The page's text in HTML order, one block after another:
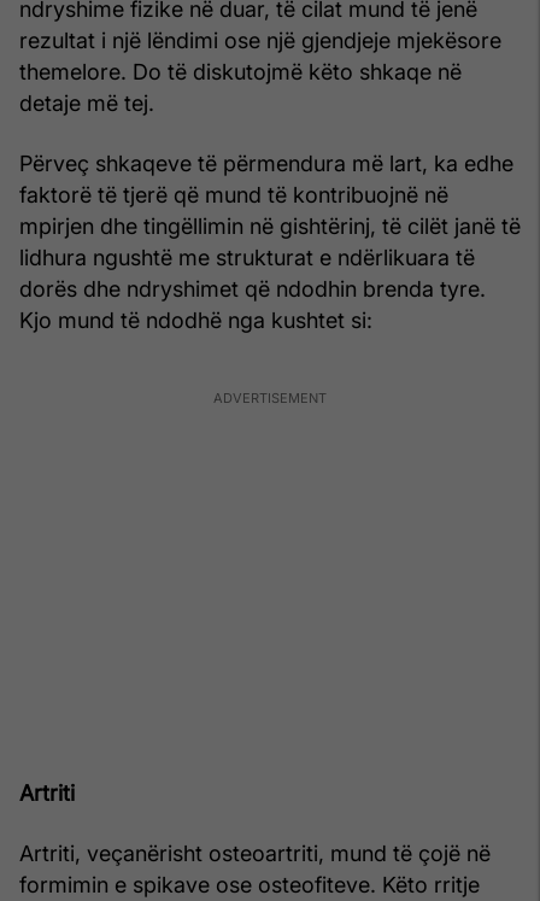
ndryshime fizike në duar, të cilat mund të jenë
rezultat i një lëndimi ose një gjendjeje mjekësore
themelore. Do të diskutojmë këto shkaqe në
detaje më tej.
Përveç shkaqeve të përmendura më lart, ka edhe
faktorë të tjerë që mund të kontribuojnë në
mpirjen dhe tingëllimin në gishtërinj, të cilët janë të
lidhura ngushtë me strukturat e ndërlikuara të
dorës dhe ndryshimet që ndodhin brenda tyre.
Kjo mund të ndodhë nga kushtet si:
Artriti
Artriti, veçanërisht osteoartriti, mund të çojë në
formimin e spikave ose osteofiteve. Këto rritje